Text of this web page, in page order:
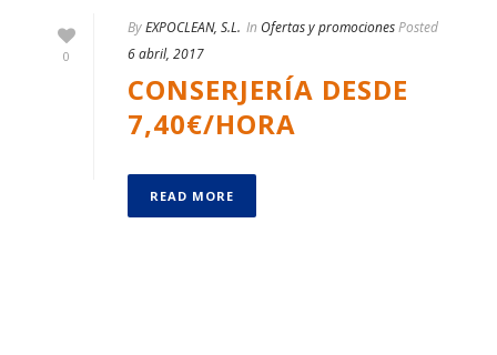
0
ByEXPOCLEAN, S.L. In Ofertas y promocionesPosted
6 abril, 2017
CONSERJERÍA DESDE
7,40€/HORA
READ MORE